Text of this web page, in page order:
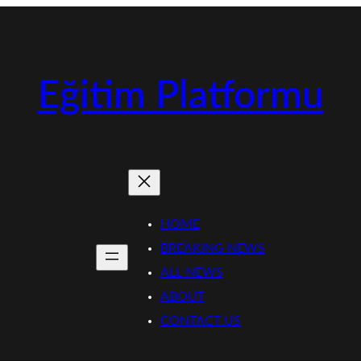
Eğitim Platformu
HOME
BREAKING NEWS
ALL NEWS
ABOUT
CONTACT US